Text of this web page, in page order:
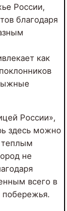
России,
благодаря
как
России»,
здесь можно
теплым
не
всего в
побережья.